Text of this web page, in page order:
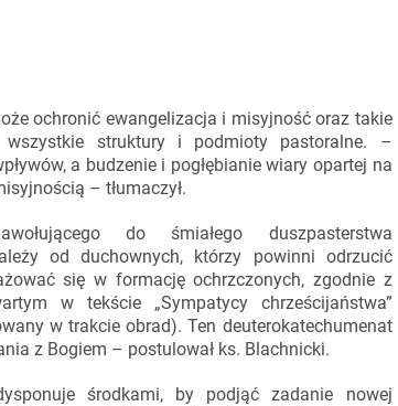
ochronić ewangelizacja i misyjność oraz takie
struktury i podmioty pastoralne. –
a budzenie i pogłębianie wiary opartej na
– tłumaczył.
do śmiałego duszpasterstwa
od duchownych, którzy powinni odrzucić
się w formację ochrzczonych, zgodnie z
w tekście „Sympatycy chrześcijaństwa”
w trakcie obrad). Ten deuterokatechumenat
z Bogiem – postulował ks. Blachnicki.
środkami, by podjąć zadanie nowej